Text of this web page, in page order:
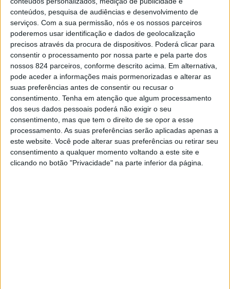
conteúdos, pesquisa de audiências e desenvolvimento de
serviços. Com a sua permissão, nós e os nossos parceiros
poderemos usar identificação e dados de geolocalização
precisos através da procura de dispositivos. Poderá clicar para
consentir o processamento por nossa parte e pela parte dos
nossos 824 parceiros, conforme descrito acima. Em alternativa,
pode aceder a informações mais pormenorizadas e alterar as
suas preferências antes de consentir ou recusar o
consentimento. Tenha em atenção que algum processamento
dos seus dados pessoais poderá não exigir o seu
consentimento, mas que tem o direito de se opor a esse
processamento. As suas preferências serão aplicadas apenas a
este website. Você pode alterar suas preferências ou retirar seu
consentimento a qualquer momento voltando a este site e
clicando no botão "Privacidade" na parte inferior da página.
A Associação Freestyle Iceshow Arronches voltou a
integrar o programa das Festas de São João com a
apresentação do espetáculo “São João Sobre Rodas”, que
decorreu no início da noite do dia 21, no espaço
polivalente do Jardim do Fosso.
Ao longo da exibição, os alunos da associação
apresentaram várias coreografias de patinagem
artística, demonstrando a evolução alcançada durante os